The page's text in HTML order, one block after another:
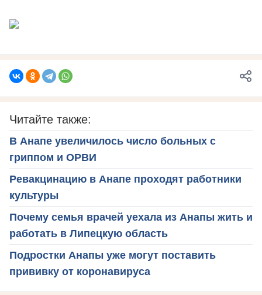
Читайте также:
В Анапе увеличилось число больных с
гриппом и ОРВИ
Ревакцинацию в Анапе проходят работники
культуры
Почему семья врачей уехала из Анапы жить и
работать в Липецкую область
Подростки Анапы уже могут поставить
прививку от коронавируса